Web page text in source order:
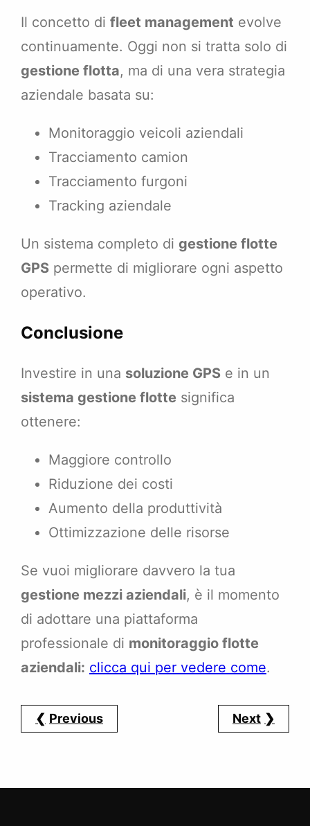
Il concetto di fleet management evolve
continuamente. Oggi non si tratta solo di
gestione flotta, ma di una vera strategia
aziendale basata su:
Monitoraggio veicoli aziendali
Tracciamento camion
Tracciamento furgoni
Tracking aziendale
Un sistema completo di gestione flotte
GPS permette di migliorare ogni aspetto
operativo.
Conclusione
Investire in una soluzione GPS e in un
sistema gestione flotte significa
ottenere:
Maggiore controllo
Riduzione dei costi
Aumento della produttività
Ottimizzazione delle risorse
Se vuoi migliorare davvero la tua
gestione mezzi aziendali, è il momento
di adottare una piattaforma
professionale di monitoraggio flotte
aziendali: clicca qui per vedere come.
Previous Next